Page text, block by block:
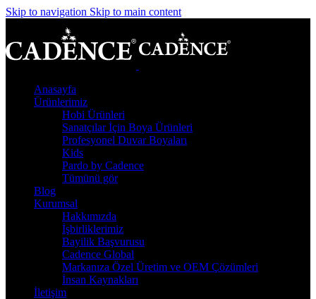
Skip to navigation Skip to main content
Anasayfa
Ürünlerimiz
Hobi Ürünleri
Sanatçılar İçin Boya Ürünleri
Profesyonel Duvar Boyaları
Kids
Pardo by Cadence
Tümünü gör
Blog
Kurumsal
Hakkımızda
İşbirliklerimiz
Bayilik Başvurusu
Cadence Global
Markanıza Özel Üretim ve OEM Çözümleri
İnsan Kaynakları
İletişim